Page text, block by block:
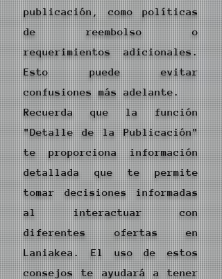
publicación, como políticas
de reembolso o
requerimientos adicionales.
Esto puede evitar
confusiones más adelante.
Recuerda que la función
"Detalle de la Publicación"
te proporciona información
detallada que te permite
tomar decisiones informadas
al interactuar con
diferentes ofertas en
Laniakea. El uso de estos
consejos te ayudará a tener